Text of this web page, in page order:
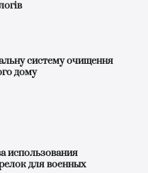
систему очищення
дому
использования
для военных